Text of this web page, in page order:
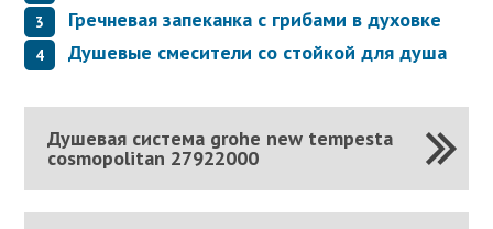
Гречневая запеканка с грибами в духовке
Душевые смесители со стойкой для душа
Душевая система grohe new tempesta
cosmopolitan 27922000